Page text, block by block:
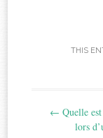
THIS
← Quelle
lors